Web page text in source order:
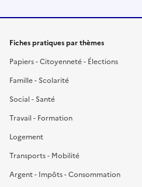
Fiches pratiques par thèmes
Papiers - Citoyenneté - Élections
Famille - Scolarité
Social - Santé
Travail - Formation
Logement
Transports - Mobilité
Argent - Impôts - Consommation